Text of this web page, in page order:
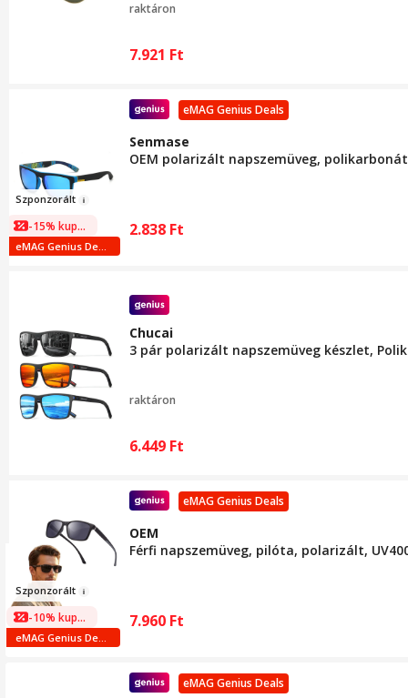
raktáron
7.921 Ft
Szponzorált
-15% kuponnal
eMAG Genius Deals
eMAG Genius Deals
Senmase
OEM polarizált napszemüveg,
2.838 Ft
Chucai
3 pár polarizált napszemüveg készlet,
raktáron
6.449 Ft
Szponzorált
-10% kuponnal
eMAG Genius Deals
eMAG Genius Deals
OEM
Férfi napszemüveg, pilóta, polarizált,
7.960 Ft
eMAG Genius Deals